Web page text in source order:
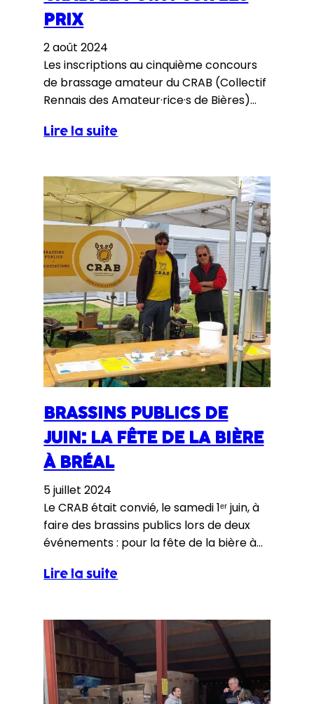
PRIX
2 août 2024
Les inscriptions au cinquième concours
de brassage amateur du CRAB (Collectif
Rennais des Amateur·rice·s de Bières)
avec notamment l’inscription d’une série
annoncer les grands prix ! Et cette
édition sera une nouvelle fois bien
pourvue en prix, grâce…
Lire la suite
BRASSINS PUBLICS DE
JUIN: LA FÊTE DE LA BIÈRE
À BRÉAL
5 juillet 2024
Le CRAB était convié, le samedi 1ᵉʳ juin, à
faire des brassins publics lors de deux
événements : pour la fête de la bière à
le P’tit Gallo. Voici le compte rendu de
Lire la suite